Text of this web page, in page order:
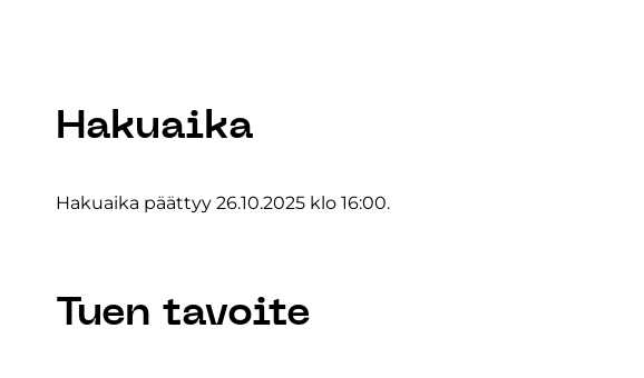
Hakuaika
Hakuaika päättyy 26.10.2025 klo 16:00.
Tuen tavoite